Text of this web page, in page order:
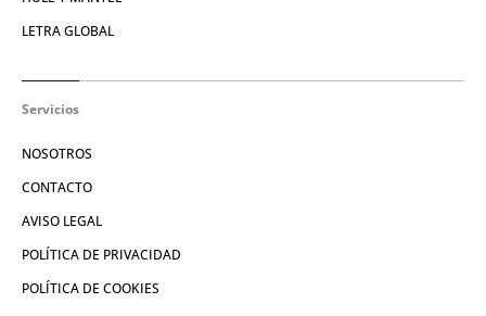
LETRA GLOBAL
Servicios
NOSOTROS
CONTACTO
AVISO LEGAL
POLÍTICA DE PRIVACIDAD
POLÍTICA DE COOKIES